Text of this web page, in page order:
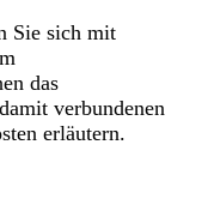
Sie sich mit
das
verbundenen
erläutern.